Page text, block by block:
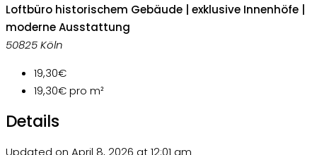
Loftbüro historischem Gebäude | exklusive Innenhöfe |
moderne Ausstattung
50825 Köln
19,30€
19,30€pro m²
Details